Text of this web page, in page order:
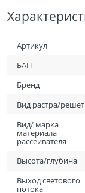
Артикул
БАП
Бренд
Вид растра/
Вид/ марка
материала
рассеивателя
Высота/глубина
Выход светового
потока